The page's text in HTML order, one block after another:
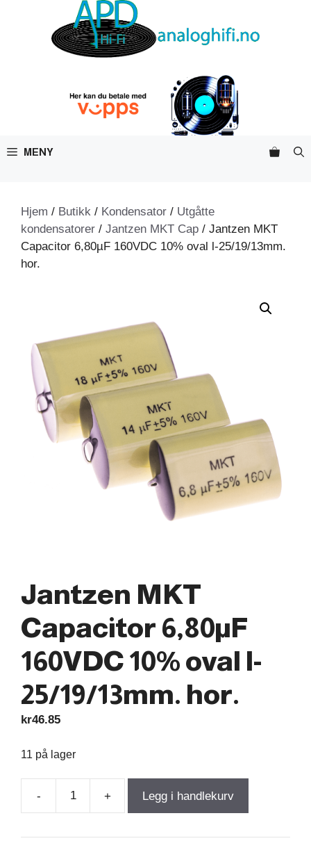
MENY
Hjem / Butikk / Kondensator / Utgåtte
kondensatorer / Jantzen MKT Cap / Jantzen MKT
Capacitor 6,80µF 160VDC 10% oval l-25/19/13mm.
hor.
Jantzen MKT
Capacitor 6,80µF
160VDC 10% oval l-
25/19/13mm. hor.
kr46.85
11 på lager
-
Jantzen
Capacitor
+ Legg i handlekurv